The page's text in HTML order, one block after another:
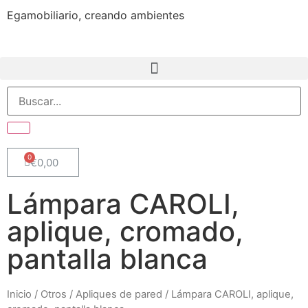
Egamobiliario, creando ambientes
€0,00
Lámpara CAROLI,
aplique, cromado,
pantalla blanca
Inicio / Otros / Apliques de pared / Lámpara CAROLI, aplique,